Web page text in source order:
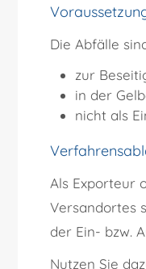
Die Abfälle
zur
in der
nicht als
Als Exporteur
Versandortes
der Ein- bzw.
Nutzen Sie